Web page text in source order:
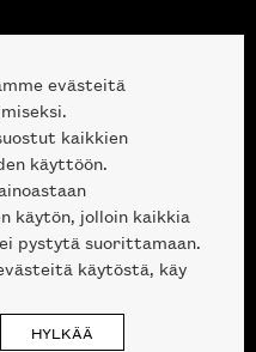
evästeitä
kaikkien
käyttöön.
käytön, jolloin kaikkia
pystytä suorittamaan.
käytöstä, käy
HYLKÄÄ